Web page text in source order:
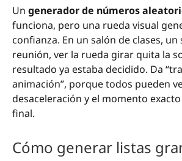
Un generador de números
funciona, pero una rueda visual
confianza. En un salón de clases,
reunión, ver la rueda girar quita la
resultado ya estaba decidido. Da
animación”, porque todos pueden
desaceleración y el momento
final.
Cómo generar listas